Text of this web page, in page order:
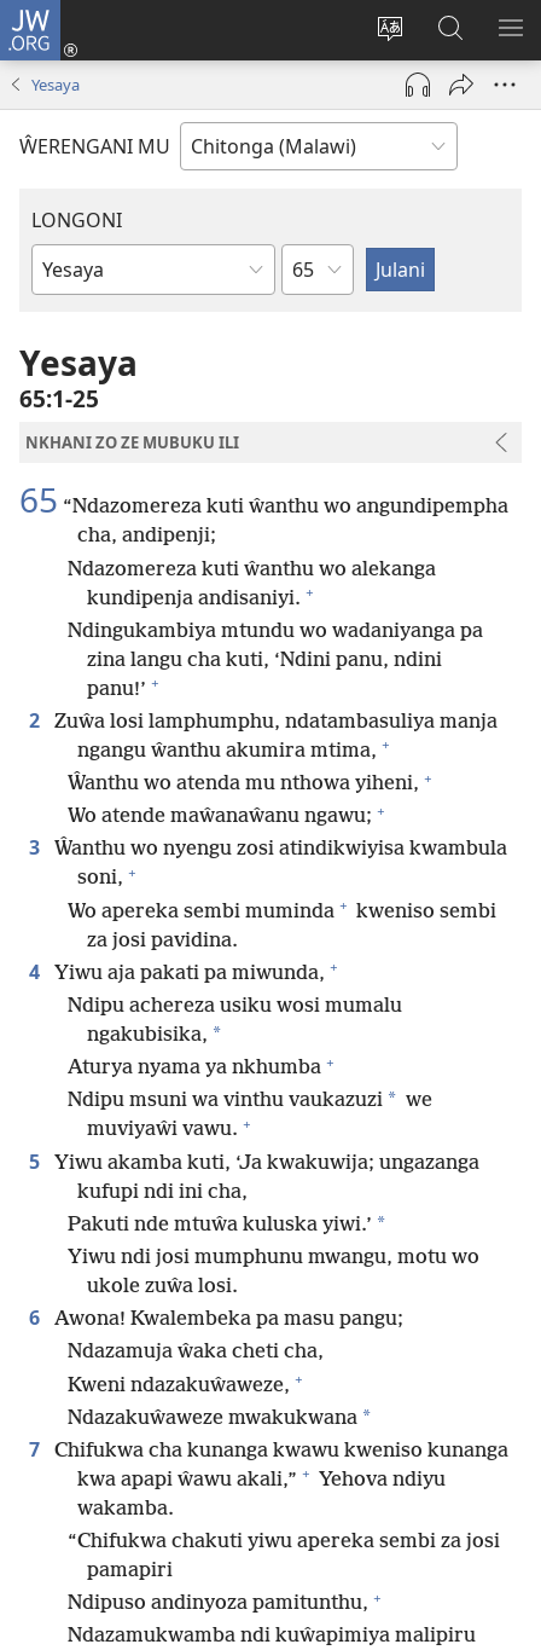
JW.ORG
Sinthani
chineneru
Sereni
(Lajula
Linyaki)
Fufuzani
Vinthu
pa
JW.ORG
Yesaya
ŴERENGANI MU
LONGONI
Buku
M'Bayibolu
Chaputala
Yesaya
65:1-25
NKHANI ZO ZE MUBUKU ILI
65 “Ndazomereza kuti ŵanthu wo angundipempha
cha, andipenji;
Ndazomereza kuti ŵanthu wo alekanga
kundipenja andisaniyi. +
Ndingukambiya mtundu wo wadaniyanga pa
zina langu cha kuti, ‘Ndini panu, ndini
panu!’ +
2
Zuŵa losi lamphumphu, ndatambasuliya manja
ngangu ŵanthu akumira mtima, +
Ŵanthu wo atenda mu nthowa yiheni, +
Wo atende maŵanaŵanu ngawu; +
3
Ŵanthu wo nyengu zosi atindikwiyisa kwambula
soni, +
Wo apereka sembi muminda + kweniso sembi
za josi pavidina.
4 Yiwu aja pakati pa miwunda, +
Ndipu achereza usiku wosi mumalu
ngakubisika, *
Aturya nyama ya nkhumba +
Ndipu msuni wa vinthu vaukazuzi * we
muviyaŵi vawu. +
5
Yiwu akamba kuti, ‘Ja kwakuwija; ungazanga
kufupi ndi ini cha,
Pakuti nde mtuŵa kuluska yiwi.’ *
Yiwu ndi josi mumphunu mwangu, motu wo
ukole zuŵa losi.
6
Awona! Kwalembeka pa masu pangu;
Ndazamuja ŵaka cheti cha,
Kweni ndazakuŵaweze, +
Ndazakuŵaweze mwakukwana *
7
Chifukwa cha kunanga kwawu kweniso kunanga
kwa apapi ŵawu akali,” + Yehova ndiyu
wakamba.
“Chifukwa chakuti yiwu apereka sembi za josi
pamapiri
Ndipuso andinyoza pamitunthu, +
Ndazamukwamba ndi kuŵapimiya malipiru